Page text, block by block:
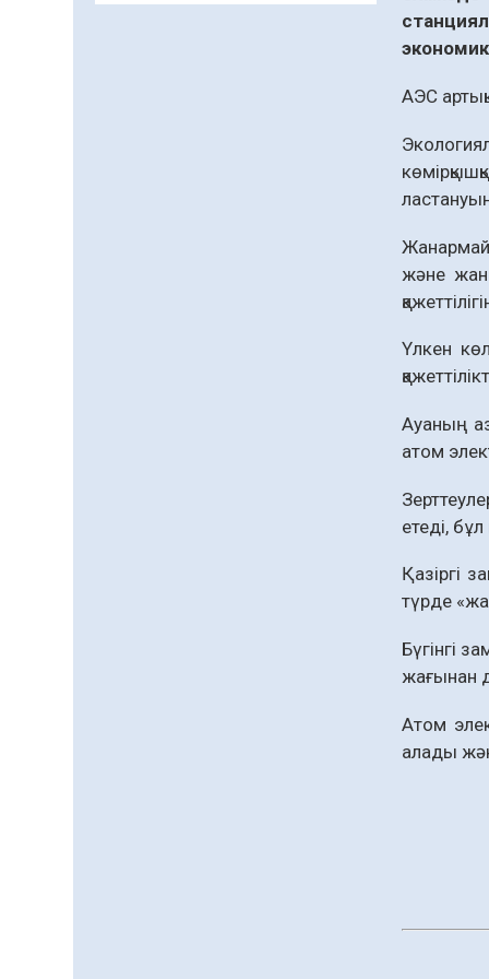
АЭС
және
Үлкен
Ауаның
атом
етеді, бұл
Қазіргі
түрде
Бүгінгі
жағынан
Атом
алады